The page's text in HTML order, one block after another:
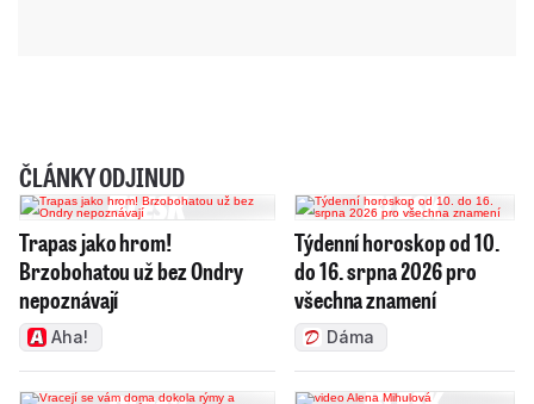
ČLÁNKY ODJINUD
Trapas jako hrom!
Brzobohatou už bez Ondry
nepoznávají
Aha!
Týdenní horoskop od 10.
do 16. srpna 2026 pro
všechna znamení
Dáma